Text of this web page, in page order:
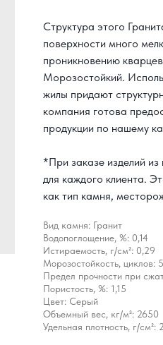
Структура этого
поверхности много
проникновению
Морозостойкий.
жилы придают
компания готова
продукции по нашему
*При заказе изделий из
для каждого клиента.
как тип камня,
Вид камня: Гранит
Водопоглощение, %: 0,14
Истираемость, г/см²: 0,29
Морозостойкость, циклов:
Предел прочности при
Пористость, %: 1,15
Цвет: Серый
Объемный вес, кг/м³: 2650
Удельная плотность, г/см²: